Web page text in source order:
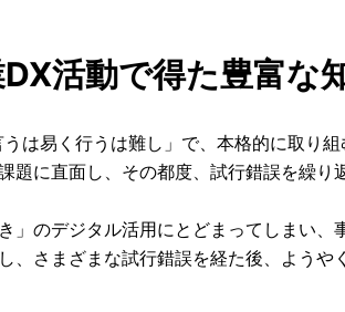
活動で得た豊富な
は易く行うは難し」で、本格的に取り
題に直面し、その都度、試行錯誤を繰り
」のデジタル活用にとどまってしまい
、さまざまな試行錯誤を経た後、よう